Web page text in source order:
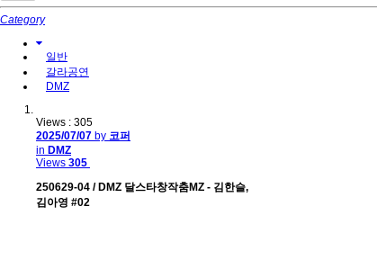
Category
일반
갈라공연
DMZ
Views : 305
2025/07/07 by 코퍼
in DMZ
Views 305
250629-04 / DMZ 달스타창작춤MZ - 김한슬,
김아영 #02